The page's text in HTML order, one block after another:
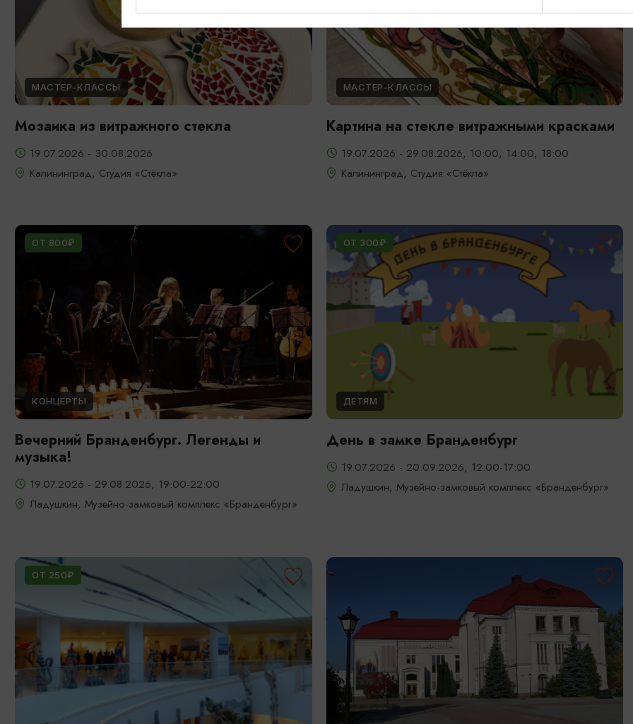
МАСТЕР-КЛАССЫ
Мозаика из витражного стекла
19.07.2026 - 30.08.2026
Калининград, Студия «Стёкла»
МАСТЕР-КЛАССЫ
Картина на стекле витражными красками
19.07.2026 - 29.08.2026, 10:00, 14:00, 18:00
Калининград, Студия «Стёкла»
ОТ 800₽
КОНЦЕРТЫ
Вечерний Бранденбург. Легенды и
музыка!
19.07.2026 - 29.08.2026, 19:00-22:00
Ладушкин, Музейно-замковый комплекс «Бранденбург»
ОТ 300₽
ДЕТЯМ
День в замке Бранденбург
19.07.2026 - 20.09.2026, 12:00-17:00
Ладушкин, Музейно-замковый комплекс «Бранденбург»
ОТ 250₽